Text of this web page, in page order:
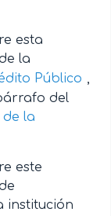
esta
la
Público ,
del
de la
este
institución